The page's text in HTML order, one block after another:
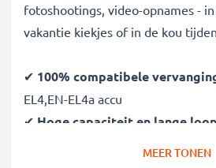
fotoshootings, video-opnames -
vakantie kiekjes of in de kou
✔ 100% compatibele
EL4,EN-EL4a accu
✔ Hoge capaciteit en lange
MEER TONEN